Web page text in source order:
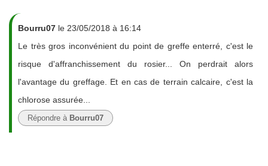
Bourru07 le 23/05/2018 à 16:14
Le très gros inconvénient du point de greffe enterré, c'est le
risque d'affranchissement du rosier... On perdrait alors
l'avantage du greffage. Et en cas de terrain calcaire, c'est la
chlorose assurée...
Répondre à Bourru07